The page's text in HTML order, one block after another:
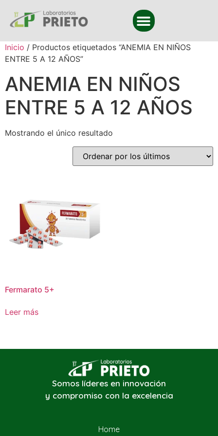
Inicio / Productos etiquetados “ANEMIA EN NIÑOS
ENTRE 5 A 12 AÑOS”
ANEMIA EN NIÑOS
ENTRE 5 A 12 AÑOS
Mostrando el único resultado
Fermarato 5+
Leer más
Somos líderes en innovación
y compromiso con la excelencia
Home